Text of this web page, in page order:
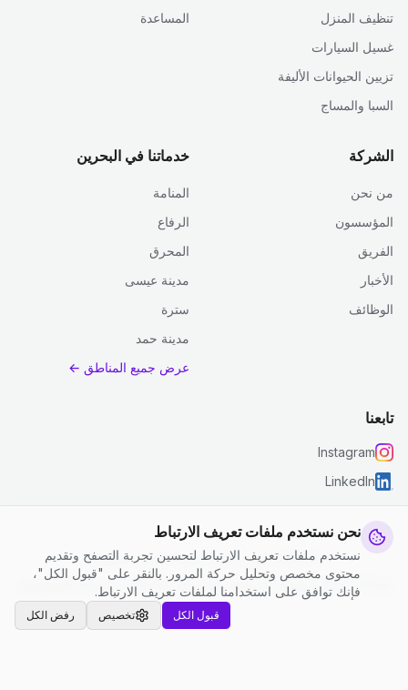
نحن نستخدم ملفات تعريف الارتباط
نستخدم ملفات تعريف الارتباط لتحسين تجربة التصفح وتقديم
محتوى مخصص وتحليل حركة المرور. بالنقر على "قبول الكل"،
فإنك توافق على استخدامنا لملفات تعريف الارتباط.
رفض الكل تخصيص قبول الكل
تنظيف المنزل
غسيل السيارات
تزيين الحيوانات الأليفة
السبا والمساج
المساعدة
الشركة
من نحن
المؤسسون
الفريق
الأخبار
الوظائف
خدماتنا في البحرين
المنامة
الرفاع
المحرق
مدينة عيسى
سترة
مدينة حمد
عرض جميع المناطق ←
تابعنا
Instagram
LinkedIn
© 2026 جست كلين. جميع الحقوق محفوظة.
سياسة الخصوصية
الشروط والأحكام | إعدادات ملفات تعريف الارتباط